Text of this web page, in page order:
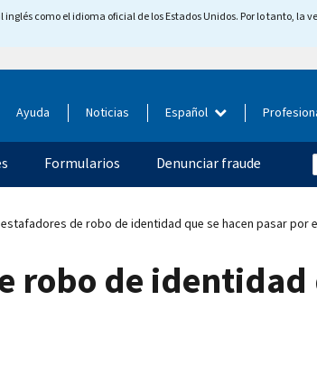
como el idioma oficial de los Estados Unidos. Por lo tanto, la
Ayuda Noticias Español
Formularios Denunciar fraude
de robo de identidad que se hacen pasar por
robo de identidad